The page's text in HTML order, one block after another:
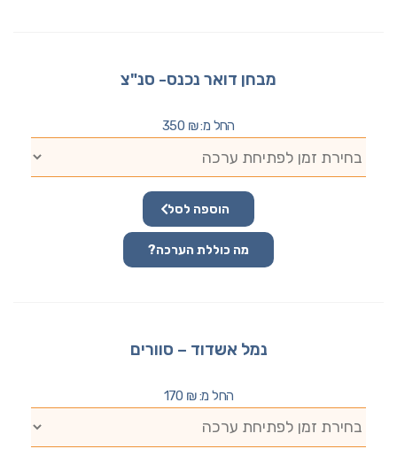
מבחן דואר נכנס- סנ"צ
החל מ: 350 ₪
הוספה לסל
מה כוללת הערכה?
נמל אשדוד – סוורים
החל מ: 170 ₪